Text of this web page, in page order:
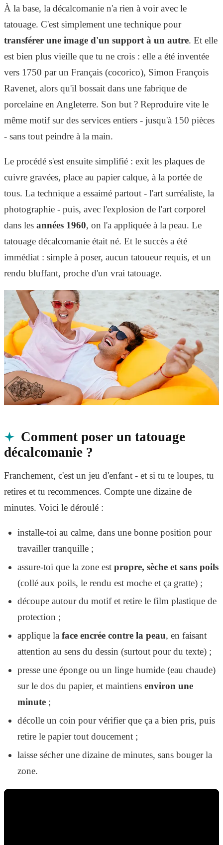
À la base, la décalcomanie n'a rien à voir avec le
tatouage. C'est simplement une technique pour
transférer une image d'un support à un autre. Et elle
est bien plus vieille que tu ne crois : elle a été inventée
vers 1750 par un Français (cocorico), Simon François
Ravenet, alors qu'il bossait dans une fabrique de
porcelaine en Angleterre. Son but ? Reproduire vite le
même motif sur des services entiers - jusqu'à 150 pièces
- sans tout peindre à la main.
Le procédé s'est ensuite simplifié : exit les plaques de
cuivre gravées, place au papier calque, à la portée de
tous. La technique a essaimé partout - l'art surréaliste, la
photographie - puis, avec l'explosion de l'art corporel
dans les années 1960, on l'a appliquée à la peau. Le
tatouage décalcomanie était né. Et le succès a été
immédiat : simple à poser, aucun tatoueur requis, et un
rendu bluffant, proche d'un vrai tatouage.
Comment poser un tatouage
décalcomanie ?
Franchement, c'est un jeu d'enfant - et si tu te loupes, tu
retires et tu recommences. Compte une dizaine de
minutes. Voici le déroulé :
installe-toi au calme, dans une bonne position pour
travailler tranquille ;
assure-toi que la zone est propre, sèche et sans poils
(collé aux poils, le rendu est moche et ça gratte) ;
découpe autour du motif et retire le film plastique de
protection ;
applique la face encrée contre la peau, en faisant
attention au sens du dessin (surtout pour du texte) ;
presse une éponge ou un linge humide (eau chaude)
sur le dos du papier, et maintiens environ une
minute;
décolle un coin pour vérifier que ça a bien pris, puis
retire le papier tout doucement ;
laisse sécher une dizaine de minutes, sans bouger la
zone.